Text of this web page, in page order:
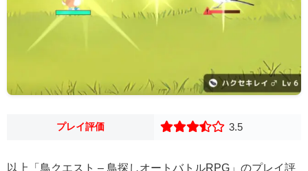
プレイ評価 3.5
以上「鳥クエスト – 鳥探しオートバトルRPG」のプレイ評